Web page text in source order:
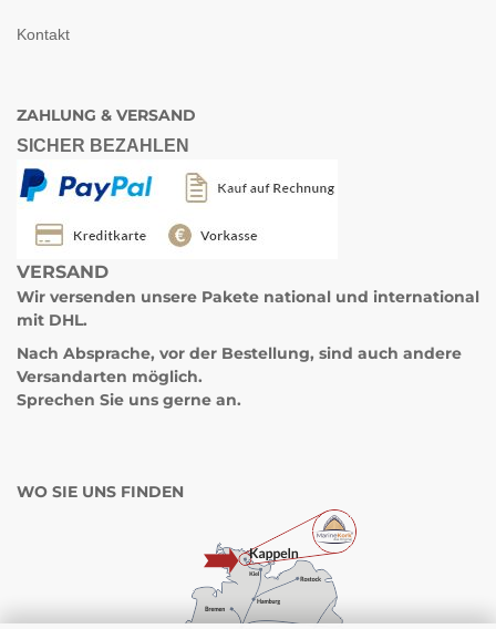
Kontakt
ZAHLUNG & VERSAND
SICHER BEZAHLEN
VERSAND
Wir versenden unsere Pakete national und international
mit DHL.
Nach Absprache, vor der Bestellung, sind auch andere
Versandarten möglich.
Sprechen Sie uns gerne an.
WO SIE UNS FINDEN